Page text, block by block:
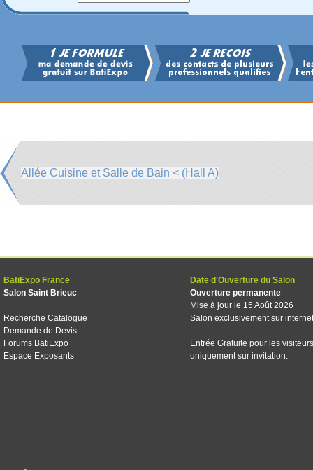
Allée Cuisine et Salle de Bain < (Hall A)
BatiExpo France
Salon Saint Brieuc
Recherche Catalogue
Demande de Devis
Forums BatiExpo
Espace Exposants
Date d'Ouverture du Salon
Ouverture permanente
Mise à jour le 15 Août 2026
Salon exclusivement sur internet
Entrée Gratuite pour les visiteurs
uniquement sur invitation.